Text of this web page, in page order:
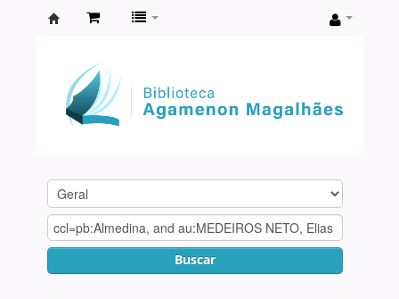
Agamenon
Magalhães
Buscar